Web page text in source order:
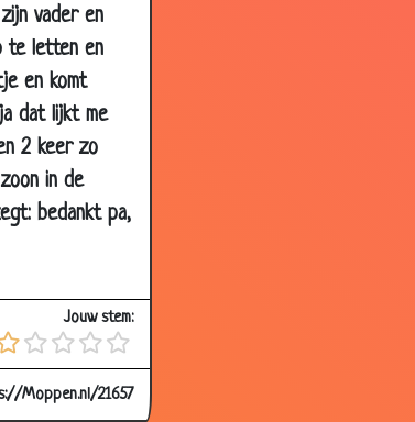
vader en
te letten en
en komt
dat lijkt me
2 keer zo
in de
bedankt pa,
Jouw stem:
Moppen.nl/21657
3.99
3.21
4.03
2.67
3.82
3.14
2.74